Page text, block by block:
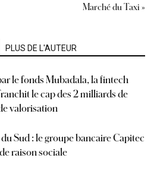
Marché du Taxi »
PLUS DE L'AUTEUR
le fonds Mubadala, la fintech
le cap des 2 milliards de
valorisation
Sud : le groupe bancaire Capitec
raison sociale